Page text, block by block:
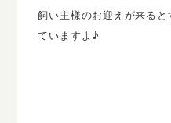
飼い主様のお迎えが来る
ていますよ♪